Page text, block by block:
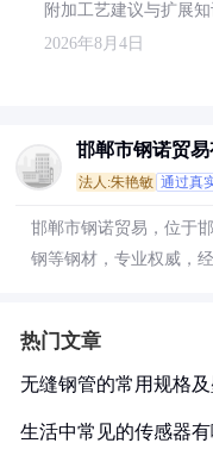
附加工艺建议与扩展知
2026年8月4日
邯郸市钢诺贸易
法人:朱艳敏 通过真
邯郸市钢诺贸易，位于
钢等钢材，专业权威，
热门文章
无缝钢管的常用规格
生活中常见的传感器